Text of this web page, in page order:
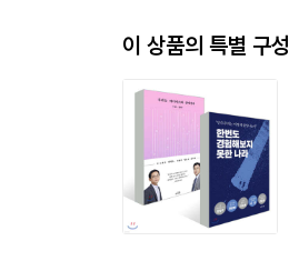
이 상품의 특별 구성